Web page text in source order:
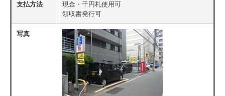
支払方法
現金・千円札使用可
領収書発行可
写真